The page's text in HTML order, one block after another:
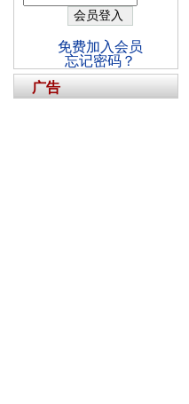
免费加入会员
忘记密码？
广告